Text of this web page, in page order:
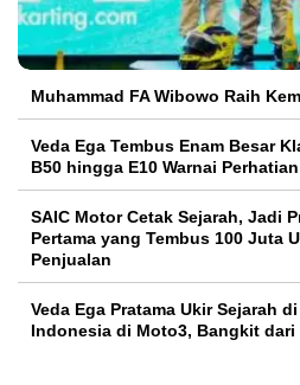
Muhammad FA Wibowo Raih
Veda Ega Tembus Enam Besar
B50 hingga E10 Warnai
SAIC Motor Cetak Sejarah, Jadi
Pertama yang Tembus 100 Juta
Penjualan
Veda Ega Pratama Ukir Sejarah
Indonesia di Moto3, Bangkit dari